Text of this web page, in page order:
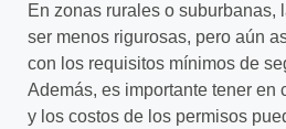
En zonas rurales o suburbanas,
ser menos rigurosas, pero aún
con los requisitos mínimos de
Además, es importante tener en
y los costos de los permisos